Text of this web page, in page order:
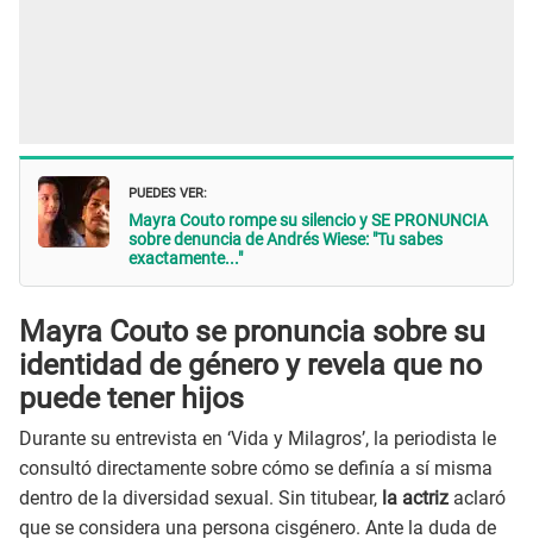
PUEDES VER:
Mayra Couto rompe su silencio y SE PRONUNCIA
sobre denuncia de Andrés Wiese: "Tu sabes
exactamente..."
Mayra Couto se pronuncia sobre su
identidad de género y revela que no
puede tener hijos
Durante su entrevista en ‘Vida y Milagros’, la periodista le
consultó directamente sobre cómo se definía a sí misma
dentro de la diversidad sexual. Sin titubear, la actriz aclaró
que se considera una persona cisgénero. Ante la duda de